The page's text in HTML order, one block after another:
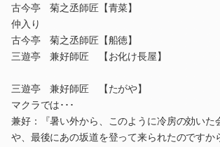
古今亭 菊之丞師匠【青菜】
仲入り
古今亭 菊之丞師匠【船徳】
三遊亭 兼好師匠 【お化け長屋】
三遊亭 兼好師匠 【たがや】
マクラでは･･･
兼好：『暑い外から、このように冷房の効いた
や、最後にあの坂道を登って来られたのですか